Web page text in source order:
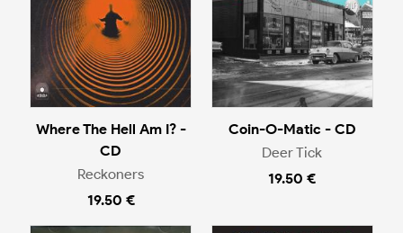
Where The Hell Am I? -
CD
Reckoners
19.50 €
Coin-O-Matic - CD
Deer Tick
19.50 €